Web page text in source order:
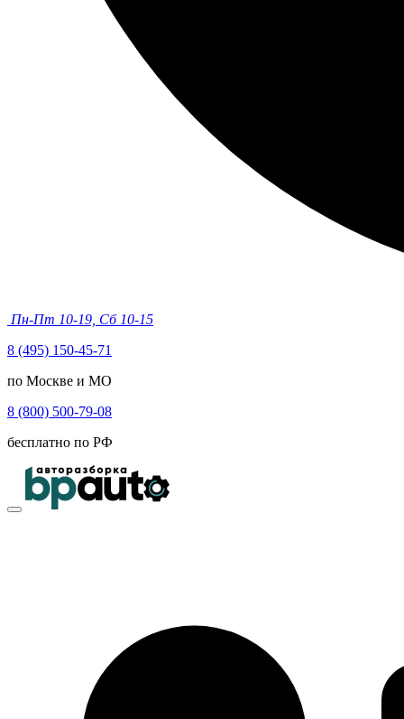
Пн-Пт 10-19, Сб 10-15
8 (495) 150-45-71
по Москве и МО
8 (800) 500-79-08
бесплатно по РФ